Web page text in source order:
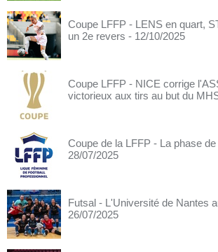
Coupe LFFP - LENS en quart,
un 2e revers - 12/10/2025
Coupe LFFP - NICE corrige
victorieux aux tirs au but du
Coupe de la LFFP - La phase
28/07/2025
Futsal - L'Université de Nantes
26/07/2025